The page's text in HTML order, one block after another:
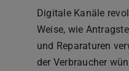
Digitale Kanäle
Weise, wie
und Reparaturen
der Verbraucher